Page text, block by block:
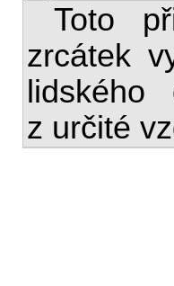
Toto
zrcátek
z určité